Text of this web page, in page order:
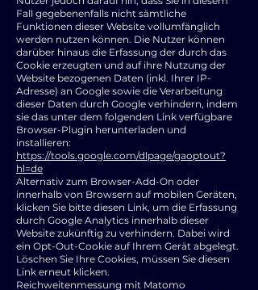
Fall gegebenenfalls nicht sämtliche
Funktionen dieser Website vollumfänglich
werden nutzen können. Die Nutzer können
darüber hinaus die Erfassung der durch das
Cookie erzeugten und auf ihre Nutzung der
Website bezogenen Daten (inkl. Ihrer IP-
Adresse) an Google sowie die Verarbeitung
dieser Daten durch Google verhindern, indem
sie das unter dem folgenden Link verfügbare
Browser-Plugin herunterladen und
installieren:
https://tools.google.com/dlpage/gaoptout?
hl=de
Alternativ zum Browser-Add-On oder
innerhalb von Browsern auf mobilen Geräten,
klicken Sie bitte diesen Link, um die Erfassung
durch Google Analytics innerhalb dieser
Website zukünftig zu verhindern. Dabei wird
ein Opt-Out-Cookie auf Ihrem Gerät abgelegt.
Löschen Sie Ihre Cookies, müssen Sie diesen
Link erneut klicken.
Reichweitenmessung mit Matomo